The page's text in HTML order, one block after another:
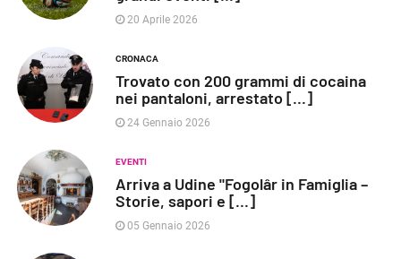
20 Aprile 2026
CRONACA
Trovato con 200 grammi di cocaina
nei pantaloni, arrestato [...]
24 Gennaio 2026
EVENTI
Arriva a Udine "Fogolâr in Famiglia –
Storie, sapori e [...]
05 Gennaio 2026